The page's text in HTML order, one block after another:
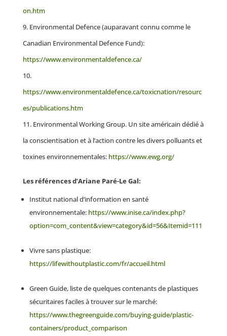
on.htm
Environmental Defence (auparavant connu comme le
Canadian Environmental Defence Fund):
https://www.environmentaldefence.ca/
https://www.environmentaldefence.ca/toxicnation/resourc
es/publications.htm
Environmental Working Group. Un site américain dédié à
la conscientisation et à l’action contre les divers polluants et
toxines environnementales: https://www.ewg.org/
Les références d’Ariane Paré-Le Gal:
Institut national d’information en santé
environnementale: https://www.inise.ca/index.php?
option=com_content&view=category&id=56&Itemid=111
Vivre sans plastique:
https://lifewithoutplastic.com/fr/accueil.html
Green Guide, liste de quelques contenants de plastiques
sécuritaires faciles à trouver sur le marché:
https://www.thegreenguide.com/buying-guide/plastic-
containers/product_comparison